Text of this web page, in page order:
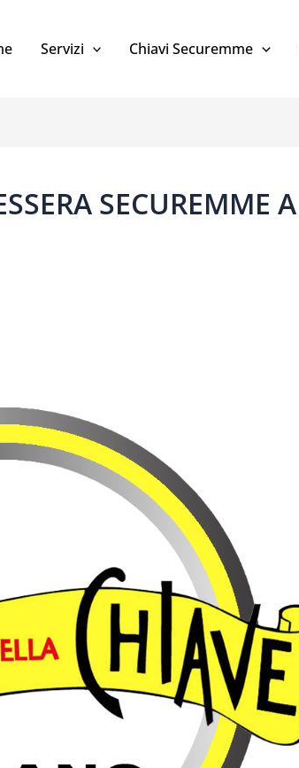
Servizi Chiavi Securemme
SECUREMME A